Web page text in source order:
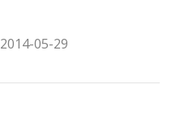
2014-05-29